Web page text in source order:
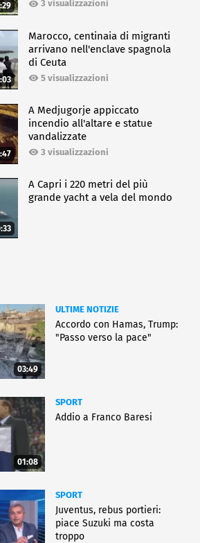
3 visualizzazioni
Marocco, centinaia di migranti
arrivano nell'enclave spagnola
di Ceuta
5 visualizzazioni
A Medjugorje appiccato
incendio all'altare e statue
vandalizzate
3 visualizzazioni
A Capri i 220 metri del più
grande yacht a vela del mondo
03:49
ULTIME NOTIZIE
Accordo con Hamas, Trump:
"Passo verso la pace"
01:08
SPORT
Addio a Franco Baresi
SPORT
Juventus, rebus portieri:
piace Suzuki ma costa
troppo